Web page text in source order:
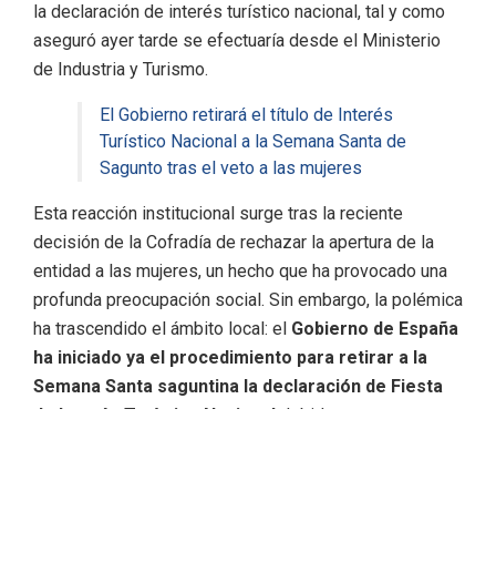
la declaración de interés turístico nacional, tal y como
aseguró ayer tarde se efectuaría desde el Ministerio
de Industria y Turismo.
El Gobierno retirará el título de Interés
Turístico Nacional a la Semana Santa de
Sagunto tras el veto a las mujeres
Esta reacción institucional surge tras la reciente
decisión de la Cofradía de rechazar la apertura de la
entidad a las mujeres, un hecho que ha provocado una
profunda preocupación social . Sin embargo, la polémica
ha trascendido el ámbito local: el Gobierno de España
ha iniciado ya el procedimiento para retirar a la
Semana Santa saguntina la declaración de Fiesta
de Interés Turístico Nacional debido a esta